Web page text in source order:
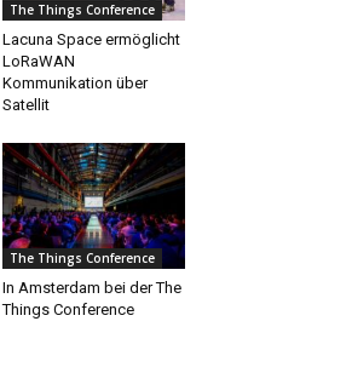
The Things Conference
Lacuna Space ermöglicht
LoRaWAN
Kommunikation über
Satellit
The Things Conference
In Amsterdam bei der The
Things Conference